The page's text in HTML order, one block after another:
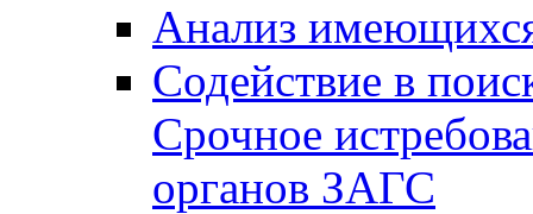
Анализ
Содействие в
Срочное
органов ЗАГС